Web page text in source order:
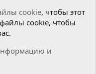
cookie, чтобы этот
cookie, чтобы
и